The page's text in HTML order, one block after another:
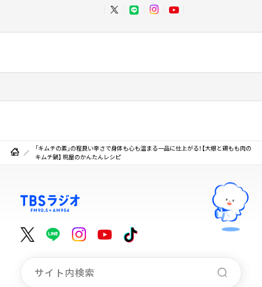
「キムチの素」の程良い辛さで身体も心も温まる一品に仕上がる！【大根と鶏もも肉の
キムチ鍋】 桃屋のかんたんレシピ